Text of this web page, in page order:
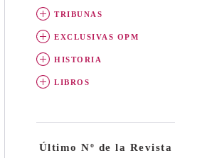
TRIBUNAS
EXCLUSIVAS OPM
HISTORIA
LIBROS
Último Nº de la Revista